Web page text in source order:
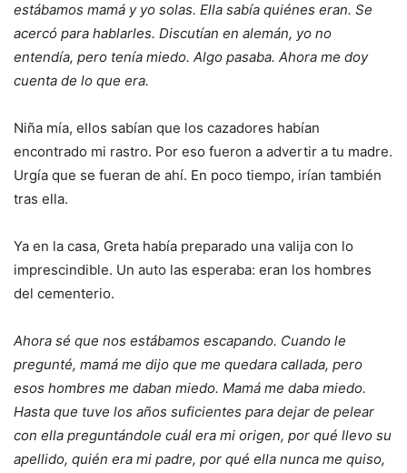
estábamos mamá y yo solas. Ella sabía quiénes eran. Se
acercó para hablarles. Discutían en alemán, yo no
entendía, pero tenía miedo. Algo pasaba. Ahora me doy
cuenta de lo que era.
Niña mía, ellos sabían que los cazadores habían
encontrado mi rastro. Por eso fueron a advertir a tu madre.
Urgía que se fueran de ahí. En poco tiempo, irían también
tras ella.
Ya en la casa, Greta había preparado una valija con lo
imprescindible. Un auto las esperaba: eran los hombres
del cementerio.
Ahora sé que nos estábamos escapando. Cuando le
pregunté, mamá me dijo que me quedara callada, pero
esos hombres me daban miedo. Mamá me daba miedo.
Hasta que tuve los años suficientes para dejar de pelear
con ella preguntándole cuál era mi origen, por qué llevo su
apellido, quién era mi padre, por qué ella nunca me quiso,